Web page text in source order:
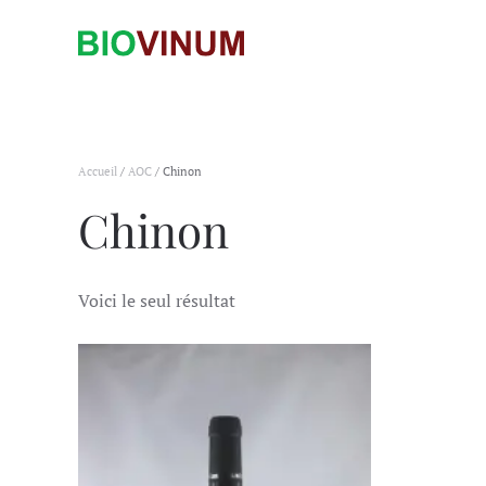
Accueil / AOC / Chinon
Chinon
Voici le seul résultat